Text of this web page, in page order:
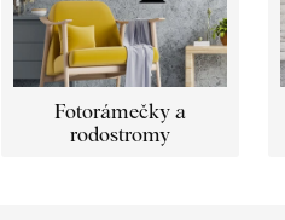
Fotorámečky a
rodostromy